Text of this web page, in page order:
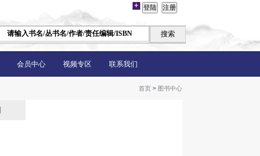
会员中心 视频专区 联系我们
首页 > 图书中心